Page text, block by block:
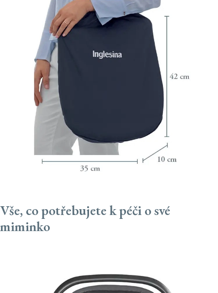
Vše, co potřebujete k péči o své
miminko